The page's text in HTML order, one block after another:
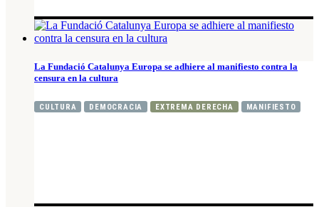
La Fundació Catalunya Europa se adhiere al manifiesto contra la
censura en la cultura
CULTURA DEMOCRACIA EXTREMA DERECHA MANIFIESTO